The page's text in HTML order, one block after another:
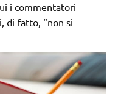
i commentatori
di fatto, “non si